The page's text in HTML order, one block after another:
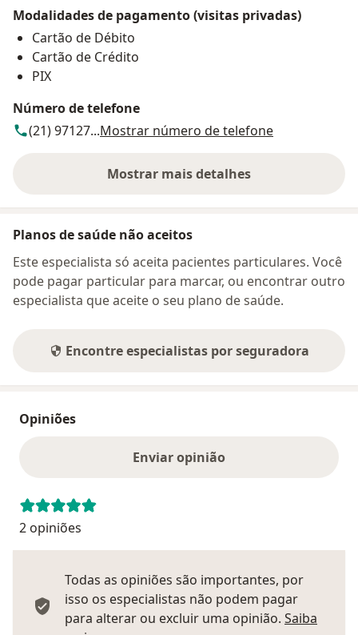
Modalidades de pagamento (visitas privadas)
Cartão de Débito
Cartão de Crédito
PIX
Número de telefone
(21) 97127...Mostrar número de telefone
Mostrar mais detalhes
sobre o endereço
Planos de saúde não aceitos
Este especialista só aceita pacientes particulares. Você
pode pagar particular para marcar, ou encontrar outro
especialista que aceite o seu plano de saúde.
Encontre especialistas por seguradora
Opiniões
Enviar opinião
2 opiniões
Todas as opiniões são importantes, por
isso os especialistas não podem pagar
para alterar ou excluir uma opinião. Saiba